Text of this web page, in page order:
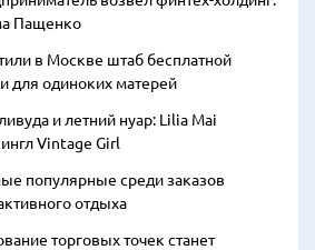
Пащенко
в Москве штаб бесплатной
для одиноких матерей
и летний нуар: Lilia Mai
Vintage Girl
популярные среди заказов
отдыха
торговых точек станет